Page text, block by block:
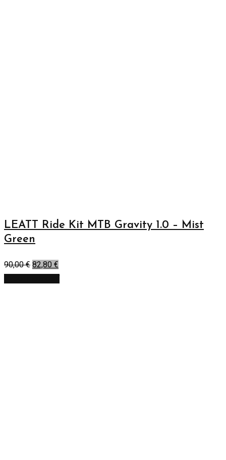
LEATT Ride Kit MTB Gravity 1.0 – Mist
Green
90,00€ 82,80 €